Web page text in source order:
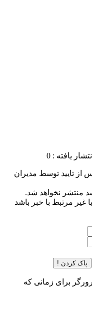
انتشار یافته : 0
تایید توسط مدیران
منتشر نخواهد شد.
غیر مرتبط با خبر باشد
پاک کردن !
برای زمانی که